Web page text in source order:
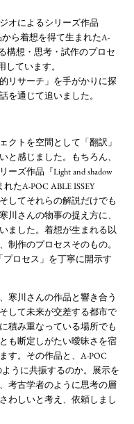
オによるシリーズ作品
から着想を得て生まれたA-
構想・思考・試作のプロセ
ています。
リサーチ」を手がかりに探
を通じて追いました。
トを空間として「翻訳」
と感じました。もちろん、
ズ作品『Light and shadow
たA-POC ABLE ISSEY
してそれらの解説だけでも
川さんの物事の捉え方に、
ました。着想が生まれる以
制作のプロセスそのもの。
プロセス」を丁寧に開示す
寒川さんの作品と響き合う
して未来が交差する都市で
積み重なっている場所でも
も断定しがたい曖昧さを宿
す。その作品と、A-POC
うに共振するのか。展示を
考古学者のように思考の層
わしいと考え、依頼しまし